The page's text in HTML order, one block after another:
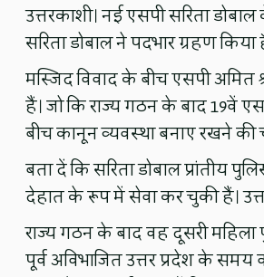
उत्तरकाशी। नई एसपी सरिता
सरिता डोबाल ने पदभार ग्रहण किया
मस्जिद विवाद के बीच एसपी अमित
हैं। जो कि राज्य गठन के बाद 19वें
बीच कानून व्यवस्था बनाए रखने की
बता दें कि सरिता डोबाल प्रांतीय
देहात के रूप में सेवा कर चुकी हैं।
राज्य गठन के बाद वह दूसरी
पूर्व अविभाजित उत्तर प्रदेश के